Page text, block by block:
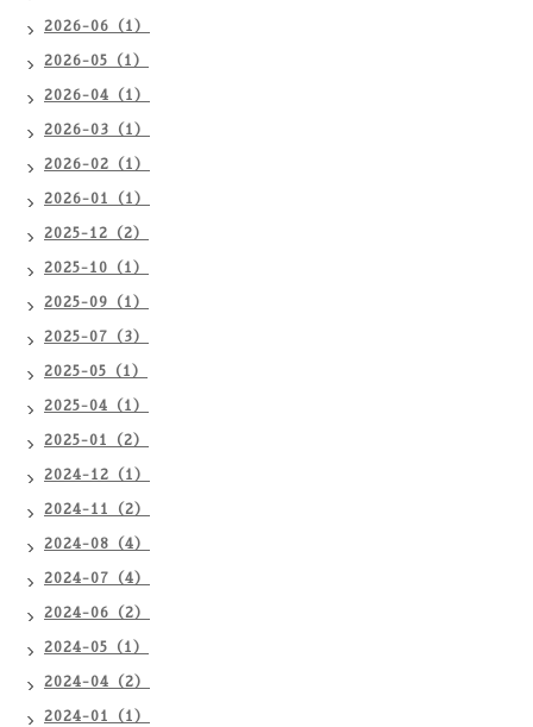
2026-06（1）
2026-05（1）
2026-04（1）
2026-03（1）
2026-02（1）
2026-01（1）
2025-12（2）
2025-10（1）
2025-09（1）
2025-07（3）
2025-05（1）
2025-04（1）
2025-01（2）
2024-12（1）
2024-11（2）
2024-08（4）
2024-07（4）
2024-06（2）
2024-05（1）
2024-04（2）
2024-01（1）